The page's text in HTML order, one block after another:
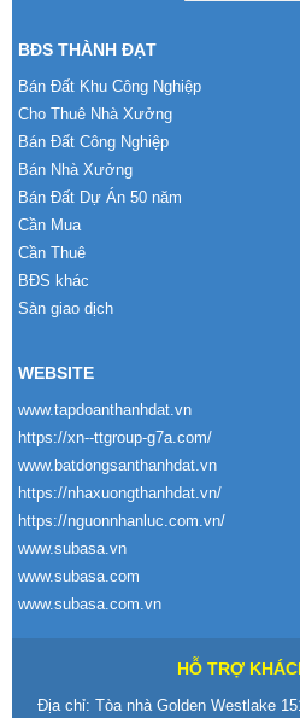
BĐS THÀNH ĐẠT
Bán Đất Khu Công Nghiệp
Cho Thuê Nhà Xưởng
Bán Đất Công Nghiệp
Bán Nhà Xưởng
Bán Đất Dự Án 50 năm
Cần Mua
Cần Thuê
BĐS khác
Sàn giao dịch
WEBSITE
www.tapdoanthanhdat.vn
https://xn--ttgroup-g7a.com/
www.batdongsanthanhdat.vn
https://nhaxuongthanhdat.vn/
https://nguonnhanluc.com.vn/
www.subasa.vn
www.subasa.com
www.subasa.com.vn
HỖ TRỢ
Địa chỉ: Tòa nhà Golden Westlake